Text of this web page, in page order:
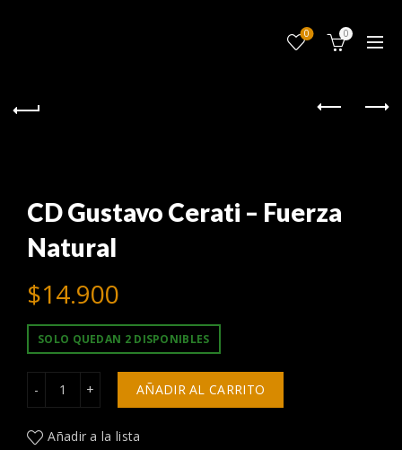
0 0
CD Gustavo Cerati – Fuerza
Natural
$14.900
SOLO QUEDAN 2 DISPONIBLES
CD Gustavo Cerati - Fuerza Natural cantidad
AÑADIR AL CARRITO
Añadir a la lista